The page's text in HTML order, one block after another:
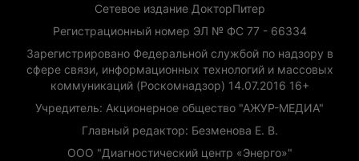
Сетевое издание ДокторПитер
Регистрационный номер ЭЛ № ФС 77 - 66334
Зарегистрировано Федеральной службой по надзору в
сфере связи, информационных технологий и массовых
коммуникаций (Роскомнадзор) 14.07.2016 16+
Учредитель: Акционерное общество "АЖУР-МЕДИА"
Главный редактор: Безменова Е. В.
ООО "Диагностический центр «Энерго»"